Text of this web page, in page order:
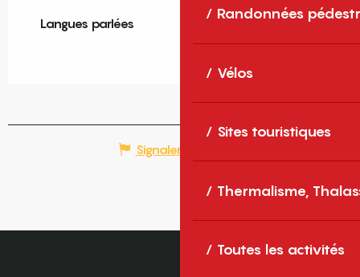
Randonnées
Vélos
Sites touristiques
Thermalisme,
Toutes les activités
Langues parlées
Langues parlées
Signaler une erreur